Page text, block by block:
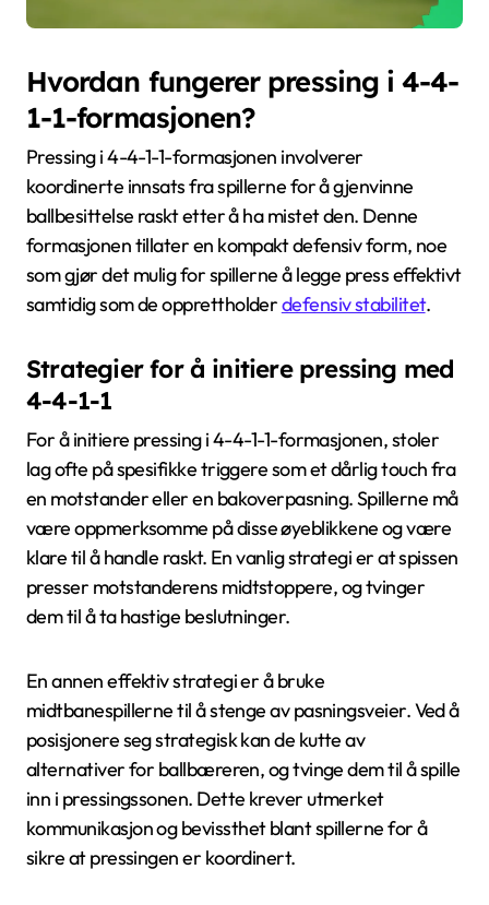
Hvordan fungerer pressing i 4-4-
1-1-formasjonen?
Pressing i 4-4-1-1-formasjonen involverer
koordinerte innsats fra spillerne for å gjenvinne
ballbesittelse raskt etter å ha mistet den. Denne
formasjonen tillater en kompakt defensiv form, noe
som gjør det mulig for spillerne å legge press effektivt
samtidig som de opprettholderdefensiv stabilitet.
Strategier for å initiere pressing med
4-4-1-1
For å initiere pressing i 4-4-1-1-formasjonen, stoler
lag ofte på spesifikke triggere som et dårlig touch fra
en motstander eller en bakoverpasning. Spillerne må
være oppmerksomme på disse øyeblikkene og være
klare til å handle raskt. En vanlig strategi er at spissen
presser motstanderens midtstoppere, og tvinger
dem til å ta hastige beslutninger.
En annen effektiv strategi er å bruke
midtbanespillerne til å stenge av pasningsveier. Ved å
posisjonere seg strategisk kan de kutte av
alternativer for ballbæreren, og tvinge dem til å spille
inn i pressingssonen. Dette krever utmerket
kommunikasjon og bevissthet blant spillerne for å
sikre at pressingen er koordinert.